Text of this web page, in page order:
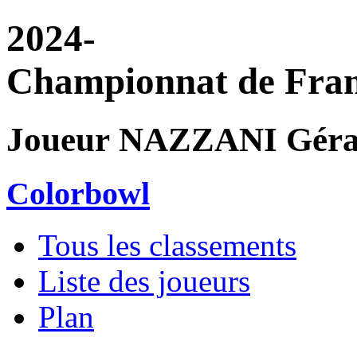
2024-
Championnat de
Joueur NAZZANI
Colorbowl
Tous les classements
Liste des joueurs
Plan